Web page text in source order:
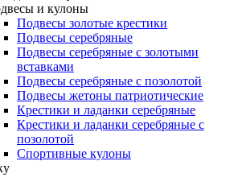
и кулоны
Подвесы золотые крестики
Подвесы серебряные
Подвесы серебряные с золотыми
вставками
Подвесы серебряные с позолотой
Подвесы жетоны патриотические
Крестики и ладанки серебряные
Крестики и ладанки серебряные с
позолотой
Спортивные кулоны